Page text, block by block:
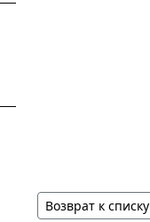
Возврат к списку